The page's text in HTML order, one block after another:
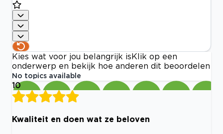
Kies wat voor jou belangrijk is Klik op een
onderwerp en bekijk hoe anderen dit beoordelen
No topics available
10
Kwaliteit en doen wat ze beloven